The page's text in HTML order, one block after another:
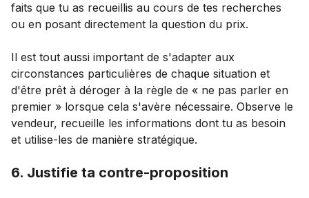
faits que tu as recueillis au cours de tes recherches
ou en posant directement la question du prix.
Il est tout aussi important de s'adapter aux
circonstances particulières de chaque situation et
d'être prêt à déroger à la règle de « ne pas parler en
premier » lorsque cela s'avère nécessaire. Observe le
vendeur, recueille les informations dont tu as besoin
et utilise-les de manière stratégique.
6. Justifie ta contre-proposition